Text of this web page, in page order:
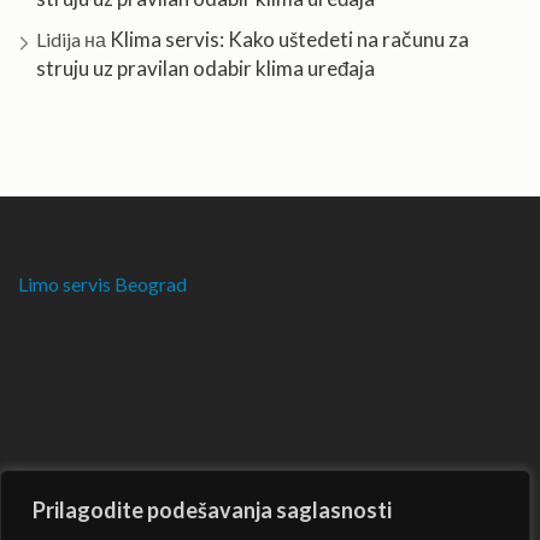
Prilagodite podešavanja saglasnosti
Lidija на Klima servis: Kako uštedeti na računu za
struju uz pravilan odabir klima uređaja
Limo servis Beograd